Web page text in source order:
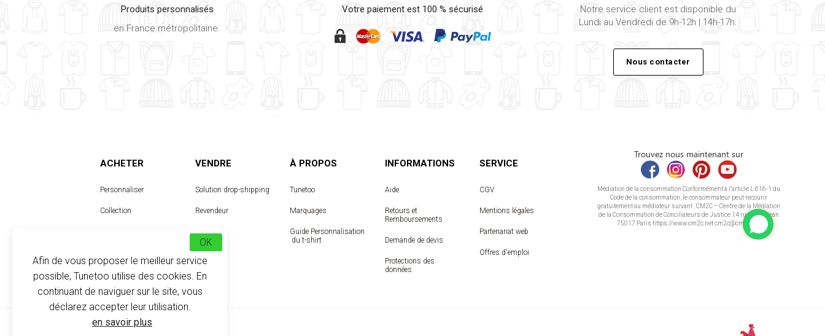
Produits personnalisés
en France métropolitaine.
Votre paiement est 100 % sécurisé
Notre service client est disponible du
Lundi au Vendredi de 9h-12h | 14h-17h.
Nous contacter
ACHETER
Personnaliser
Collection
VENDRE
Solution drop-shipping
Revendeur
Designer
À PROPOS
Tunetoo
Marquages
Guide Personnalisation
du t-shirt
INFORMATIONS
Aide
Retours et
Remboursements
Demande de devis
Protections des
données
SERVICE
CGV
Mentions légales
Partenariat web
Offres d'emploi
Trouvez nous maintenant sur
Médiation de la consommation Conformément à l’article L.616-1 du
Code de la consommation, le consommateur peut recourir
gratuitement au médiateur suivant : CM2C – Centre de la Médiation
de la Consommation de Conciliateurs de Justice 14 rue Saint Jean
75017 Paris https://www.cm2c.net cm2c@cm2c.net
Afin de vous proposer le meilleur service
possible, Tunetoo utilise des cookies. En
continuant de naviguer sur le site, vous
déclarez accepter leur utilisation.
en savoir plus
OK